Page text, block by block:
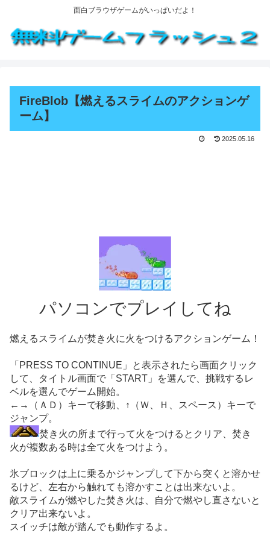
面白ブラウザゲームがいっぱいだよ！
FireBlob【燃えるスライムのアクションゲ
ーム】
2025.05.16
パソコンでプレイしてね
燃えるスライムが焚き火に火をつけるアクションゲーム！
「PRESS TO CONTINUE」と表示されたら画面クリック
して、タイトル画面で「START」を選んで、挑戦するレ
ベルを選んでゲーム開始。
←→（ＡＤ）キーで移動、↑（Ｗ、Ｈ、スペース）キーで
ジャンプ。
焚き火の所まで行って火をつけるとクリア、焚き
火が複数ある時は全て火をつけよう。
氷ブロックは上に乗るかジャンプして下から突くと溶かせ
るけど、左右から触れても溶かすことは出来ないよ。
敵スライムが燃やした焚き火は、自分で燃やし直さないと
クリア出来ないよ。
スイッチは敵が踏んでも動作するよ。